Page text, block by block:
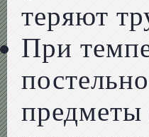
теряют
При